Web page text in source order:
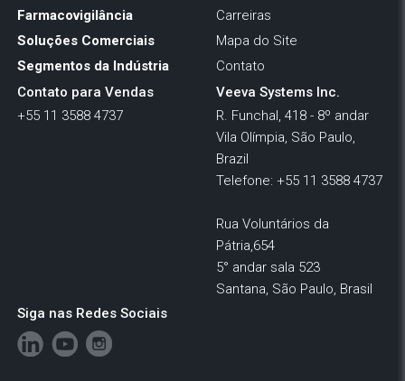
Farmacovigilância
Soluções Comerciais
Segmentos da Indústria
Carreiras
Mapa do Site
Contato
Contato para Vendas
+55 11 3588 4737
Veeva Systems Inc.
R. Funchal, 418 - 8º andar
Vila Olímpia, São Paulo,
Brazil
Telefone: +55 11 3588 4737
Rua Voluntários da
Pátria,654
5° andar sala 523
Santana, São Paulo, Brasil
Siga nas Redes Sociais